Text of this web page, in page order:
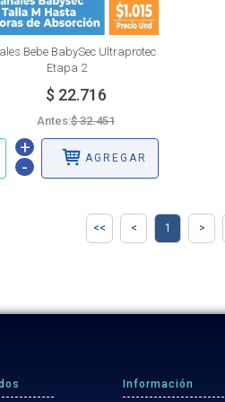
Bebe BabySec Ultraprotec
Etapa 2
Antes:
+
-
AGREGAR
1
Información